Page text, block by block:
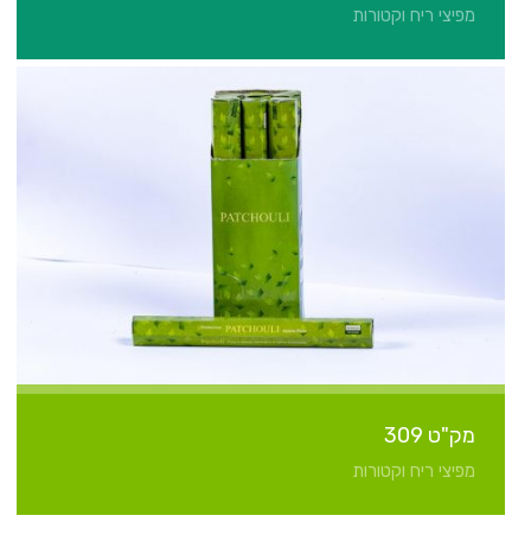
מפיצי ריח וקטורות
מק"ט 309
מפיצי ריח וקטורות